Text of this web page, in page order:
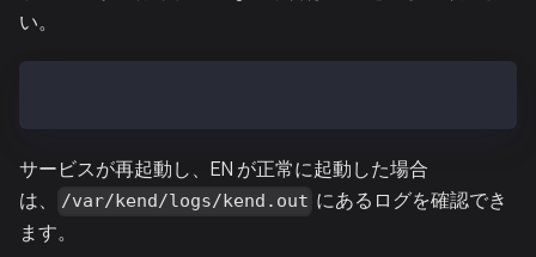
い。
サービスが再起動し、EN が正常に起動した場合
は、
/var/kend/logs/kend.out にあるログを確認でき
ます。